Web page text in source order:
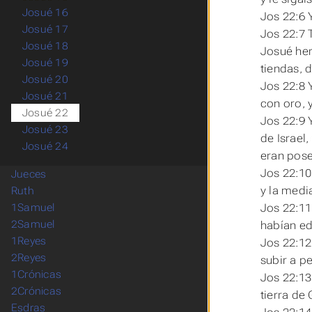
Jos 22:6
Jos 22:7
Josué
tiendas,
Jos 22:8
con oro,
Jos 22:9
de Israel,
eran
Jos
y la
Jos
habían
Jos
subir a
Jos
tierra de
Josué 16
Josué 17
Josué 18
Josué 19
Josué 20
Josué 21
Josué 22
Josué 23
Josué 24
Jueces
Ruth
1Samuel
2Samuel
1Reyes
2Reyes
1Crónicas
2Crónicas
Esdras